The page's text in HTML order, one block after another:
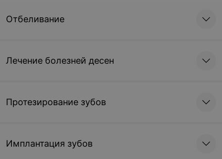
Отбеливание
Лечение болезней десен
Протезирование зубов
Имплантация зубов